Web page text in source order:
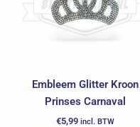
Embleem Glitter Kroon
Prinses Carnaval
€5,99 incl. BTW